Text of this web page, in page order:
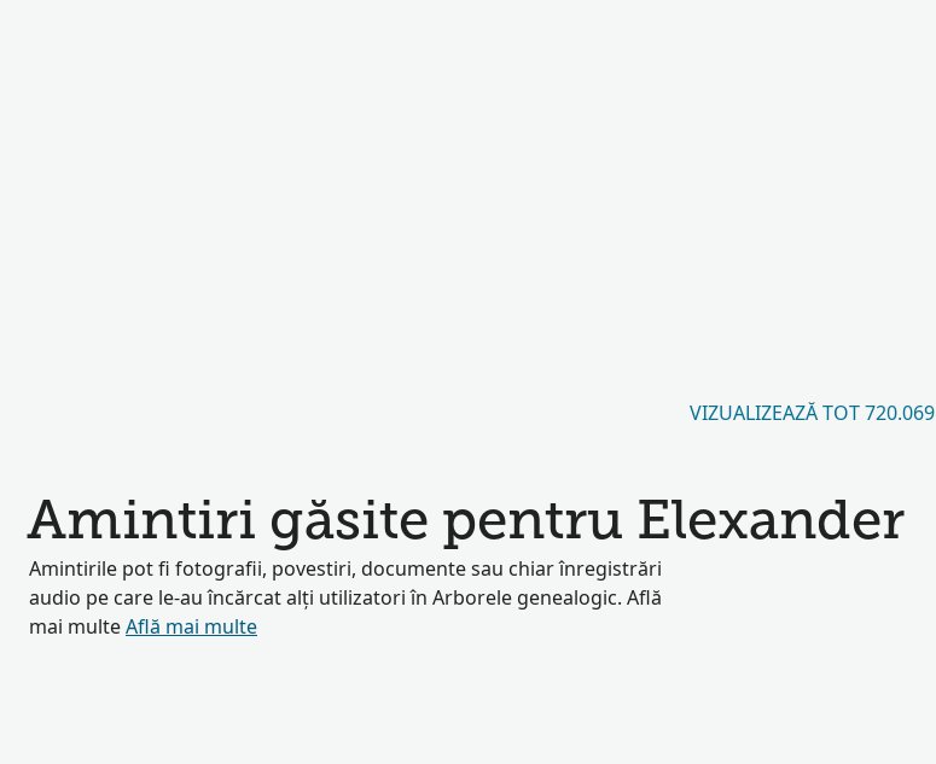
VIZUALIZEAZĂ TOT 720.069
Amintiri găsite pentru Elexander
Amintirile pot fi fotografii, povestiri, documente sau chiar înregistrări
audio pe care le-au încărcat alți utilizatori în Arborele genealogic. Află
mai multeAflă mai multe